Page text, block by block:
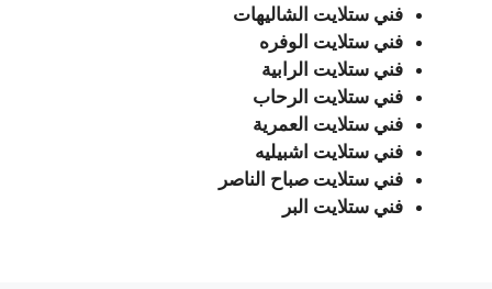
فني ستلايت الشاليهات
فني ستلايت الوفره
فني ستلايت الرابية
فني ستلايت الرحاب
فني ستلايت العمرية
فني ستلايت اشبيليه
فني ستلايت صباح الناصر
فني ستلايت البر